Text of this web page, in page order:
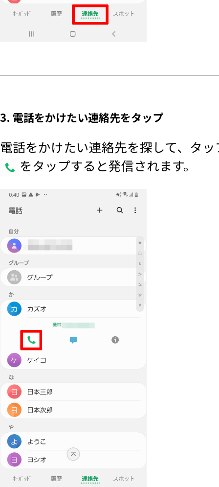
3. 電話をかけたい連絡先をタップ
電話をかけたい連絡先を探して、タ
をタップすると発信されます。